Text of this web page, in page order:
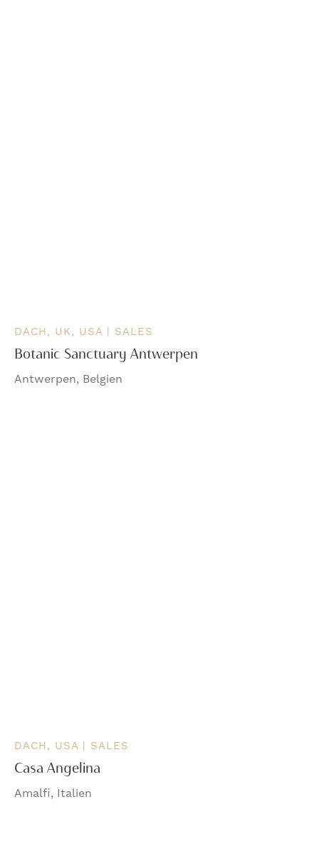
DACH, UK, USA | SALES
Botanic Sanctuary Antwerpen
Antwerpen, Belgien
DACH, USA | SALES
Casa Angelina
Amalfi, Italien